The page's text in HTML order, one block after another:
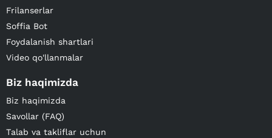
Frilanserlar
Soffia Bot
Foydalanish shartlari
Video qo'llanmalar
Biz haqimizda
Biz haqimizda
Savollar (FAQ)
Talab va takliflar uchun